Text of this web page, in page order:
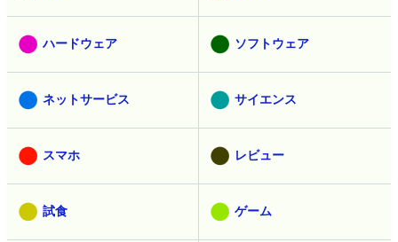
ハードウェア ソフトウェア
ネットサービス サイエンス
スマホ レビュー
試食 ゲーム